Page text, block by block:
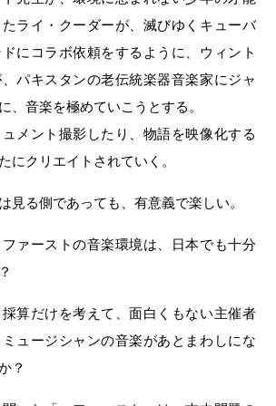
ライ・クーダーが、滅びゆくキューバ
にコラボ依頼をするように、ウィント
パキスタンの老伝統楽器音楽家にジャ
、音楽を極めていこうとする。
メント撮影したり、物語を映像化する
にクリエイトされていく。
見る側であっても、有意義で楽しい。
ァーストの音楽環境は、日本でも十分
算だけを考えて、面白くもない主催者
ュージシャンの音楽があとまわしにな
？